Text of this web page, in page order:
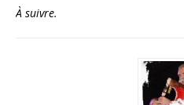
À suivre.